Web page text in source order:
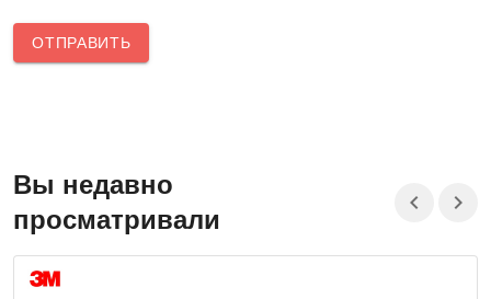
ОТПРАВИТЬ
Вы недавно
просматривали